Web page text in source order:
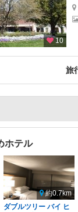
10
旅
ホテル
約0.7km
ダブルツリー バイ ヒ